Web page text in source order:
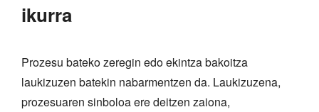
ikurra
Prozesu bateko zeregin edo ekintza bakoitza
laukizuzen batekin nabarmentzen da. Laukizuzena,
prozesuaren sinboloa ere deitzen zaiona,